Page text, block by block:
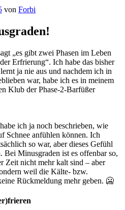
von Forbi
„es gibt zwei Phasen im Leben
der Erfrierung“. Ich habe das bisher
ja nie aus und nachdem ich in
war, habe ich es in meinem
Klub der Phase-2-Barfüßer
ich ja noch beschrieben, wie
Schnee anfühlen können. Ich
so war, aber dieses Gefühl
Bei Minusgraden ist es offenbar so,
Zeit nicht mehr kalt sind – aber
weil die Kälte- bzw.
Rückmeldung mehr geben. 🥶